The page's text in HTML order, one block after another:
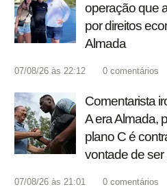
operação que
por direitos
Almada
07/08/26 às 22:12 0 comentários
Comentarista
A era Almada,
plano C é
vontade de ser
07/08/26 às 21:01 0 comentários